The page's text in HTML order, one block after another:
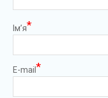
Ім’я*
E-mail *